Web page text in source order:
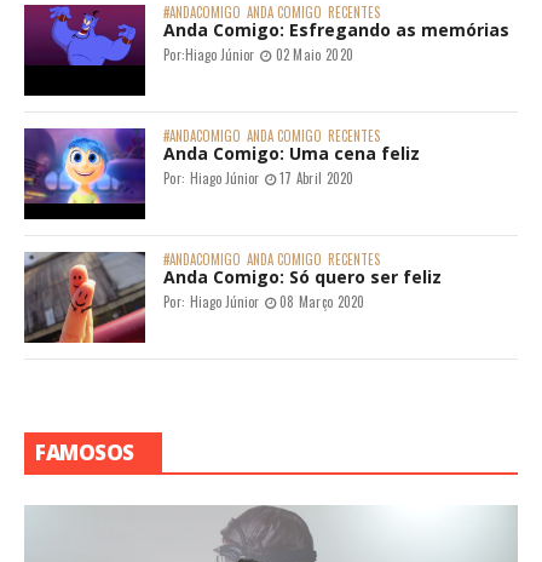
#ANDACOMIGO ANDA COMIGO RECENTES
Anda Comigo: Esfregando as memórias
Por:Hiago Júnior 02 Maio 2020
#ANDACOMIGO ANDA COMIGO RECENTES
Anda Comigo: Uma cena feliz
Por: Hiago Júnior 17 Abril 2020
#ANDACOMIGO ANDA COMIGO RECENTES
Anda Comigo: Só quero ser feliz
Por: Hiago Júnior 08 Março 2020
FAMOSOS